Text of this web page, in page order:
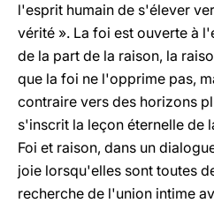
l'esprit humain de s'élever
vérité ». La foi est ouverte à
de la part de la raison, la
que la foi ne l'opprime pas,
contraire vers des horizons
s'inscrit la leçon éternelle de
Foi et raison, dans un
joie lorsqu'elles sont toutes
recherche de l'union intime